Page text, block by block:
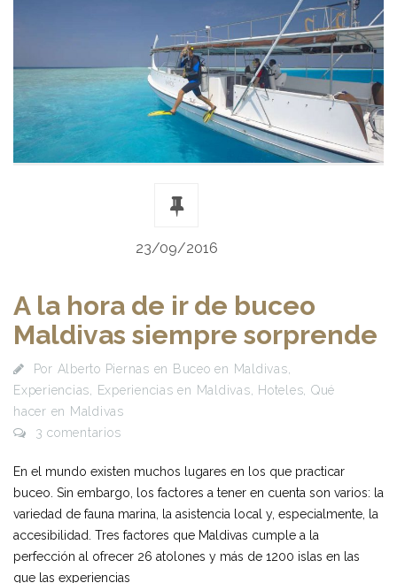
23/09/2016
A la hora de ir de buceo
Maldivas siempre sorprende
Por Alberto Piernas en Buceo en Maldivas
Experiencias
Experiencias en Maldivas Hoteles Qué
hacer en Maldivas
3 comentarios
En el mundo existen muchos lugares en los que practicar
buceo. Sin embargo, los factores a tener en cuenta son varios: la
variedad de fauna marina, la asistencia local y, especialmente, la
accesibilidad. Tres factores que Maldivas cumple a la
perfección al ofrecer 26 atolones y más de 1200 islas en las
que las experiencias